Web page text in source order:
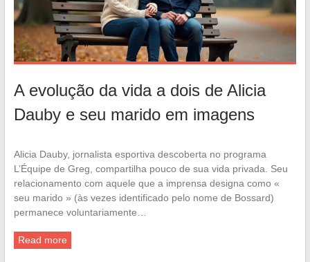
A evolução da vida a dois de Alicia
Dauby e seu marido em imagens
Alicia Dauby, jornalista esportiva descoberta no programa
L’Équipe de Greg, compartilha pouco de sua vida privada. Seu
relacionamento com aquele que a imprensa designa como «
seu marido » (às vezes identificado pelo nome de Bossard)
permanece voluntariamente…
Read more